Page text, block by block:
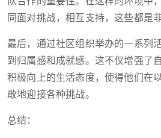
同面对挑战，相互支持，这些都是
最后，通过社区组织举办的一系列
到归属感和成就感。这不仅增强了
积极向上的生活态度，使得他们在
敢地迎接各种挑战。
总结：